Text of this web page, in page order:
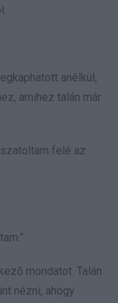
anélkül,
amihez talán már
felé az
mondatot. Talán
nézni, ahogy